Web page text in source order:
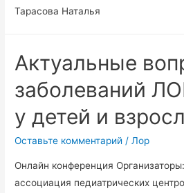
Тарасова Наталья
Актуальные
заболеваний
у детей и
Оставьте комментарий / Лор
Онлайн конференция
ассоциация педиатрических